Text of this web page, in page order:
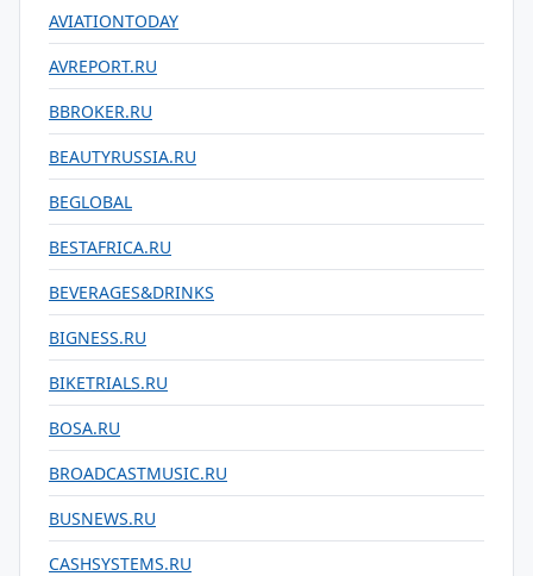
AVIATIONTODAY
AVREPORT.RU
BBROKER.RU
BEAUTYRUSSIA.RU
BEGLOBAL
BESTAFRICA.RU
BEVERAGES&DRINKS
BIGNESS.RU
BIKETRIALS.RU
BOSA.RU
BROADCASTMUSIC.RU
BUSNEWS.RU
CASHSYSTEMS.RU